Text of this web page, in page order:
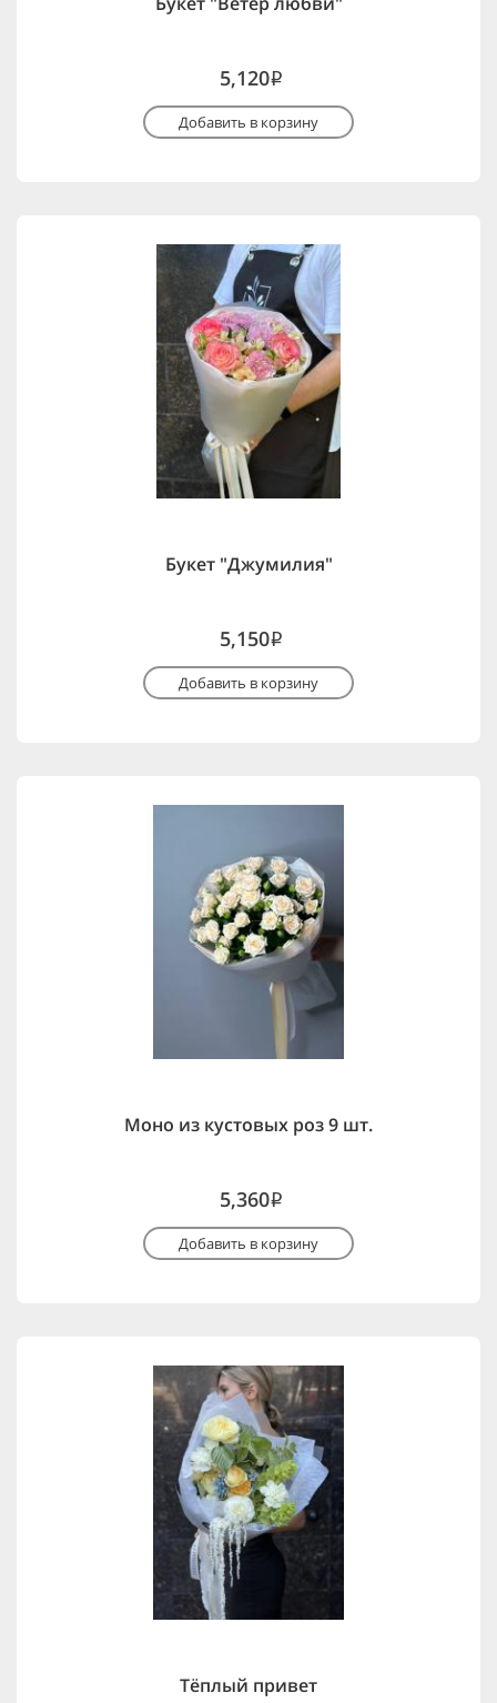
5,120i
Добавить в корзину
Букет "Джумилия"
5,150i
Добавить в корзину
Моно из кустовых роз 9 шт.
5,360i
Добавить в корзину
Тёплый привет